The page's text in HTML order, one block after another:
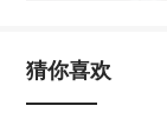
猜你喜欢